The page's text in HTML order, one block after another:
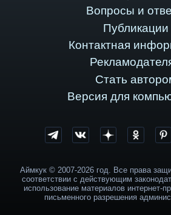
Вопросы и
Публикации
Контактная
Стать
Версия для
Аймкук © 2007-2026 год. Все права
соответствии с действующим
использование материалов интернет-
письменного разрешения